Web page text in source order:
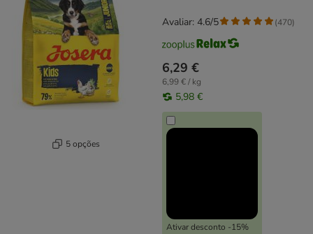
5 opções
6,29 €
6,99 € / kg
5,98 €
Ativar desconto -15%
Avaliar: 4.6/5 (470)